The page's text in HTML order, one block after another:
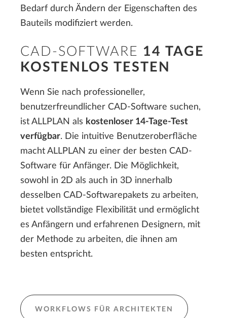
Bedarf durch Ändern der Eigenschaften des
Bauteils modifiziert werden.
CAD-SOFTWARE 14 TAGE
KOSTENLOS TESTEN
Wenn Sie nach professioneller,
benutzerfreundlicher CAD-Software suchen,
ist ALLPLAN als kostenloser 14-Tage-Test
verfügbar. Die intuitive Benutzeroberfläche
macht ALLPLAN zu einer der besten CAD-
Software für Anfänger. Die Möglichkeit,
sowohl in 2D als auch in 3D innerhalb
desselben CAD-Softwarepakets zu arbeiten,
bietet vollständige Flexibilität und ermöglicht
es Anfängern und erfahrenen Designern, mit
der Methode zu arbeiten, die ihnen am
besten entspricht.
WORKFLOWS FÜR ARCHITEKTEN